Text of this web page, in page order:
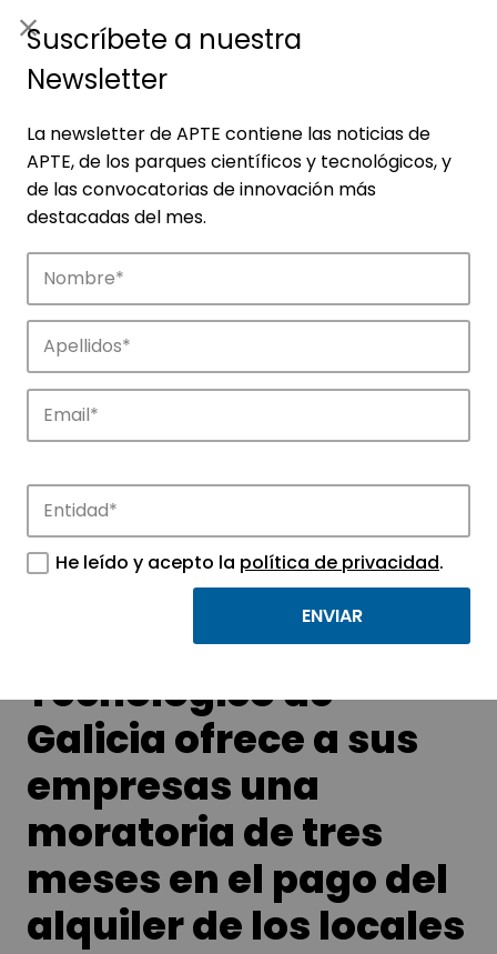
Noticias
APTE y sus parques científicos y
tecnológicos.
El Parque
Tecnológico de
Galicia ofrece a sus
empresas una
moratoria de tres
meses en el pago del
alquiler de los locales
Suscríbete a nuestra
Newsletter
La newsletter de APTE contiene las noticias de
APTE, de los parques científicos y tecnológicos, y
de las convocatorias de innovación más
destacadas del mes.
He leído y acepto la política de privacidad.